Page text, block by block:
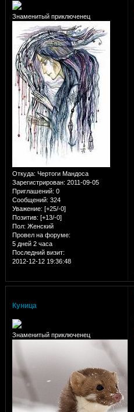
Знаменитый приключенец
Откуда: Чертоги Мандоса
Зарегистрирован: 2011-09-05
Приглашений: 0
Сообщений: 324
Уважение: [+25/-0]
Позитив: [+13/-0]
Пол: Женский
Провел на форуме:
5 дней 2 часа
Последний визит:
2012-12-12 19:36:48
Куница
Знаменитый приключенец